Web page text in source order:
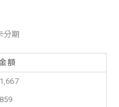
分期
額